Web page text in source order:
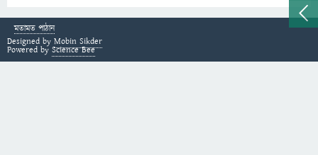
মতামত পাঠান
Designed by Mobin Sikder
Powered by Science Bee